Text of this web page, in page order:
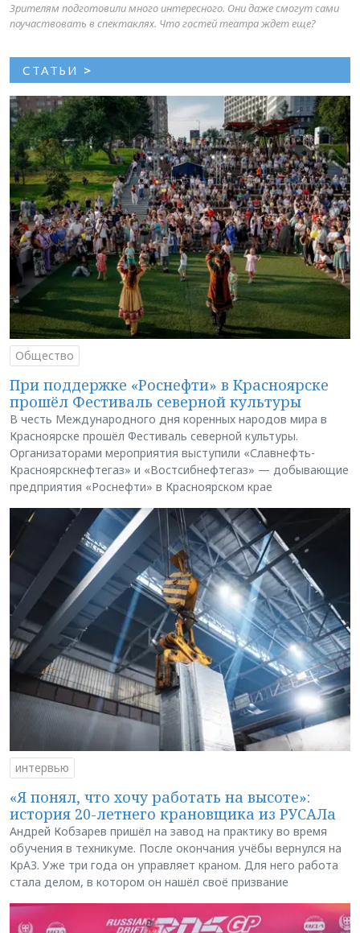
Зрителям подготовили много интересного. Они даже смогут сами
поучаствовать в спектаклях. Что гостей театра ждет еще?
СТАТЬИ >
Общество
При поддержке «Роснефти» в Красноярске
прошёл Фестиваль северной культуры
В честь Международного дня коренных народов мира в
Красноярске прошёл Фестиваль северной культуры.
Организаторами мероприятия выступили «Славнефть-
Красноярскнефтегаз» и «Востсибнефтегаз» — добывающие
предприятия «Роснефти» в Красноярском крае
интервью
«Я понял, что хочу работать на высоте»:
история 20-летнего крановщика из РУСАЛа
Андрей Кобзарев пришёл на завод на практику во время
обучения в техникуме. После окончания учёбы вернулся на
КрАЗ. Уже три года он управляет краном. Для него работа
стала делом, в котором он нашёл своё призвание